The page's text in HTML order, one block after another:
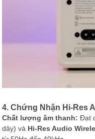
4. Chứng Nhận Hi-Res
Chất lượng âm thanh: Đạt
dây) và Hi-Res Audio